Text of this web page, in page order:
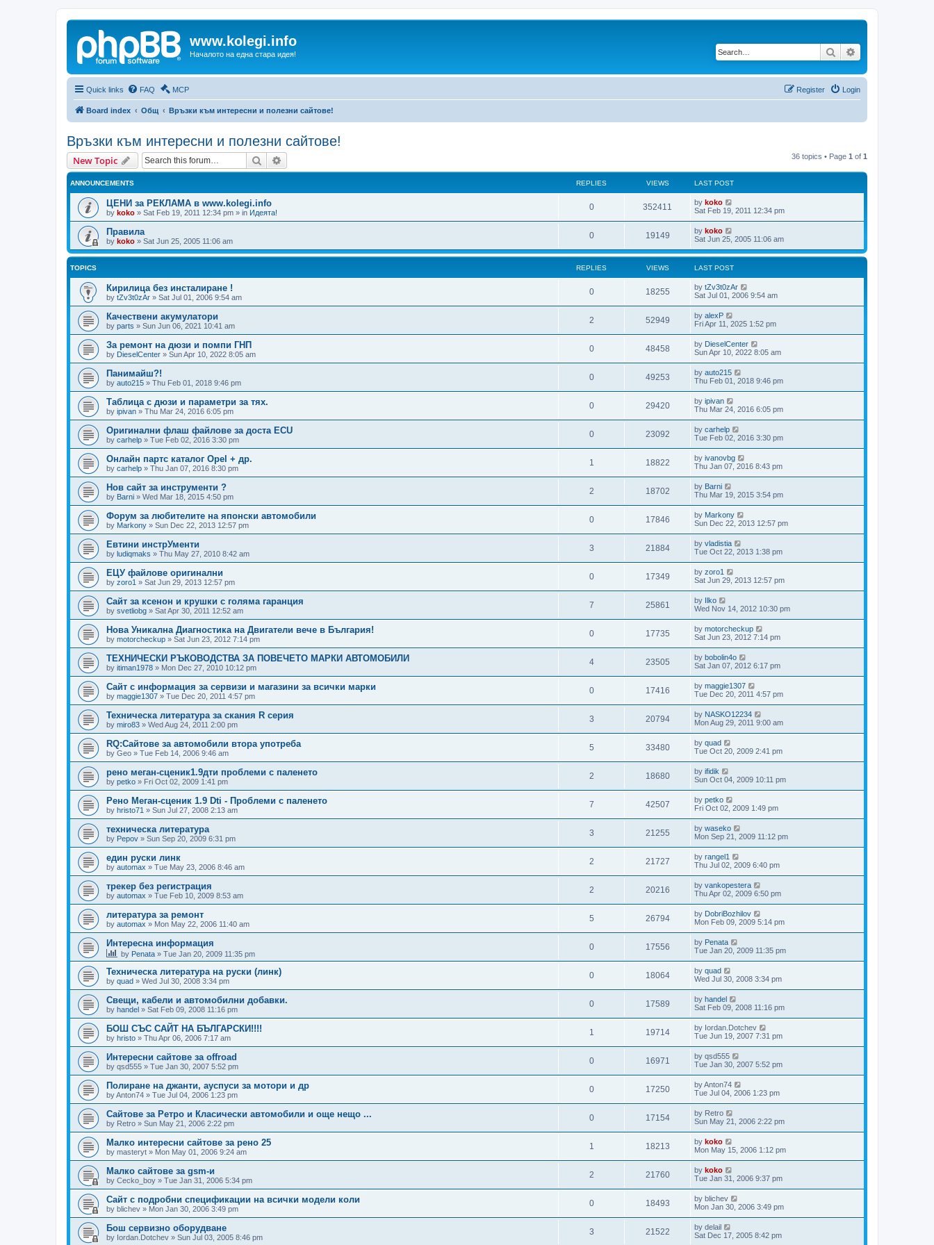
www.kolegi.info
Началото на една стара идея! Search
Quick links FAQ MCP Login
Register
Board index Общ Връзки към интересни и полезни сайтове!
Връзки към интересни и полезни сайтове!
New Topic Search 36 topics • Page 1 of 1
ANNOUNCEMENTS REPLIES VIEWS LAST POST
ЦЕНИ за РЕКЛАМА в www.kolegi.info
by koko » Sat Feb 19, 2011 12:34 pm » in Идеята!
0 352411 by koko
Sat Feb 19, 2011 12:34 pm
Правила
by koko » Sat Jun 25, 2005 11:06 am
0 19149 by koko
Sat Jun 25, 2005 11:06 am
TOPICS REPLIES VIEWS LAST POST
Кирилица без инсталиране !
by tZv3t0zAr » Sat Jul 01, 2006 9:54 am
0 18255 by tZv3t0zAr
Sat Jul 01, 2006 9:54 am
Качествени акумулатори
by parts » Sun Jun 06, 2021 10:41 am
2 52949 by alexP
Fri Apr 11, 2025 1:52 pm
За ремонт на дюзи и помпи ГНП
by DieselCenter » Sun Apr 10, 2022 8:05 am
0 48458 by DieselCenter
Sun Apr 10, 2022 8:05 am
Панимайш?!
by auto215 » Thu Feb 01, 2018 9:46 pm
0 49253 by auto215
Thu Feb 01, 2018 9:46 pm
Таблица с дюзи и параметри за тях.
by ipivan » Thu Mar 24, 2016 6:05 pm
0 29420 by ipivan
Thu Mar 24, 2016 6:05 pm
Оригинални флаш файлове за доста ECU
by carhelp » Tue Feb 02, 2016 3:30 pm
0 23092 by carhelp
Tue Feb 02, 2016 3:30 pm
Онлайн партс каталог Opel + др.
by carhelp » Thu Jan 07, 2016 8:30 pm
1 18822 by ivanovbg
Thu Jan 07, 2016 8:43 pm
Нов сайт за инструменти ?
by Barni » Wed Mar 18, 2015 4:50 pm
2 18702 by Barni
Thu Mar 19, 2015 3:54 pm
Форум за любителите на японски автомобили
by Markony » Sun Dec 22, 2013 12:57 pm
0 17846 by Markony
Sun Dec 22, 2013 12:57 pm
Евтини инстрУменти
by ludiqmaks » Thu May 27, 2010 8:42 am
3 21884 by vladistia
Tue Oct 22, 2013 1:38 pm
ЕЦУ файлове оригинални
by zoro1 » Sat Jun 29, 2013 12:57 pm
0 17349 by zoro1
Sat Jun 29, 2013 12:57 pm
Сайт за ксенон и крушки с голяма гаранция
by svetliobg » Sat Apr 30, 2011 12:52 am
7 25861 by Ilko
Wed Nov 14, 2012 10:30 pm
Нова Уникална Диагностика на Двигатели вече в България!
by motorcheckup » Sat Jun 23, 2012 7:14 pm
0 17735 by motorcheckup
Sat Jun 23, 2012 7:14 pm
ТЕХНИЧЕСКИ РЪКОВОДСТВА ЗА ПОВЕЧЕТО МАРКИ АВТОМОБИЛИ
by itiman1978 » Mon Dec 27, 2010 10:12 pm
4 23505 by bobolin4o
Sat Jan 07, 2012 6:17 pm
Сайт с информация за сервизи и магазини за всички марки
by maggie1307 » Tue Dec 20, 2011 4:57 pm
0 17416 by maggie1307
Tue Dec 20, 2011 4:57 pm
Техническа литература за скания R серия
by miro83 » Wed Aug 24, 2011 2:00 pm
3 20794 by NASKO12234
Mon Aug 29, 2011 9:00 am
RQ:Сайтове за автомобили втора употреба
by Geo » Tue Feb 14, 2006 9:46 am
5 33480 by quad
Tue Oct 20, 2009 2:41 pm
рено меган-сценик1.9дти проблеми с паленето
by petko » Fri Oct 02, 2009 1:41 pm
2 18680 by ifidik
Sun Oct 04, 2009 10:11 pm
Рено Меган-сценик 1.9 Dti - Проблеми с паленето
by hristo71 » Sun Jul 27, 2008 2:13 am
7 42507 by petko
Fri Oct 02, 2009 1:49 pm
техническа литература
by Pepov » Sun Sep 20, 2009 6:31 pm
3 21255 by waseko
Mon Sep 21, 2009 11:12 pm
един руски линк
by automax » Tue May 23, 2006 8:46 am
2 21727 by rangel1
Thu Jul 02, 2009 6:40 pm
трекер без регистрация
by automax » Tue Feb 10, 2009 8:53 am
2 20216 by vankopestera
Thu Apr 02, 2009 6:50 pm
литература за ремонт
by automax » Mon May 22, 2006 11:40 am
5 26794 by DobriBozhilov
Mon Feb 09, 2009 5:14 pm
Интересна информация
by Penata » Tue Jan 20, 2009 11:35 pm
0 17556 by Penata
Tue Jan 20, 2009 11:35 pm
Техническа литература на руски (линк)
by quad » Wed Jul 30, 2008 3:34 pm
0 18064 by quad
Wed Jul 30, 2008 3:34 pm
Свещи, кабели и автомобилни добавки.
by handel » Sat Feb 09, 2008 11:16 pm
0 17589 by handel
Sat Feb 09, 2008 11:16 pm
БОШ СЪС САЙТ НА БЪЛГАРСКИ!!!!
by hristo » Thu Apr 06, 2006 7:17 am
1 19714 by Iordan.Dotchev
Tue Jun 19, 2007 7:31 pm
Интересни сайтове за offroad
by qsd555 » Tue Jan 30, 2007 5:52 pm
0 16971 by qsd555
Tue Jan 30, 2007 5:52 pm
Полиране на джанти, ауспуси за мотори и др
byAnton74 » Tue Jul 04, 2006 1:23 pm
0 17250 byAnton74
Tue Jul 04, 2006 1:23 pm
Сайтове за Ретро и Класически автомобили и още нещо ...
by Retro » Sun May 21, 2006 2:22 pm
0 17154 by Retro
Sun May 21, 2006 2:22 pm
Малко интересни сайтове за рено 25
by masteryt » Mon May 01, 2006 9:24 am
1 18213 by koko
Mon May 15, 2006 1:12 pm
Малко сайтове за gsm-и
by Cecko_boy » Tue Jan 31, 2006 5:34 pm
2 21760 by koko
Tue Jan 31, 2006 9:37 pm
Сайт с подробни спецификации на всички модели коли
by blichev » Mon Jan 30, 2006 3:49 pm
0 18493 by blichev
Mon Jan 30, 2006 3:49 pm
Бош сервизно оборудване
by Iordan.Dotchev » Sun Jul 03, 2005 8:46 pm
3 21522 by delail
Sat Dec 17, 2005 8:42 pm